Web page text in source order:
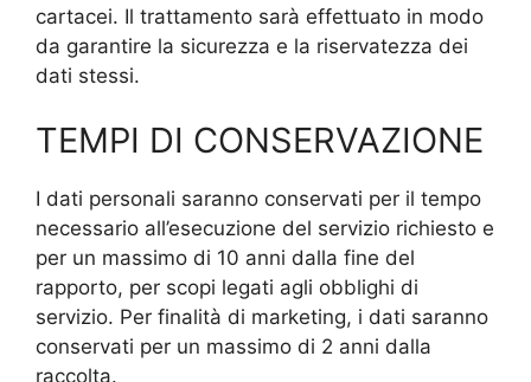
cartacei. Il trattamento sarà effettuato in modo
da garantire la sicurezza e la riservatezza dei
dati stessi.
TEMPI DI CONSERVAZIONE
I dati personali saranno conservati per il tempo
necessario all’esecuzione del servizio richiesto e
per un massimo di 10 anni dalla fine del
rapporto, per scopi legati agli obblighi di
servizio. Per finalità di marketing, i dati saranno
conservati per un massimo di 2 anni dalla
raccolta.